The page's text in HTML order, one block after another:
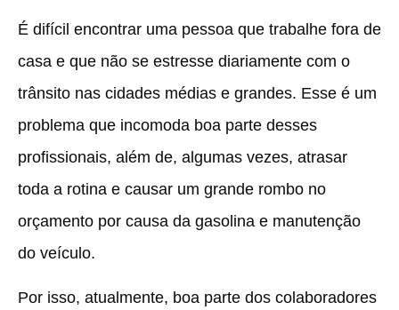
É difícil encontrar uma pessoa que trabalhe fora de
casa e que não se estresse diariamente com o
trânsito nas cidades médias e grandes. Esse é um
problema que incomoda boa parte desses
profissionais, além de, algumas vezes, atrasar
toda a rotina e causar um grande rombo no
orçamento por causa da gasolina e manutenção
do veículo.
Por isso, atualmente, boa parte dos colaboradores